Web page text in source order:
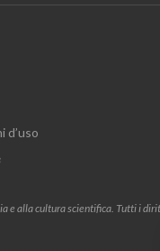
d’uso
e alla cultura scientifica. Tutti i